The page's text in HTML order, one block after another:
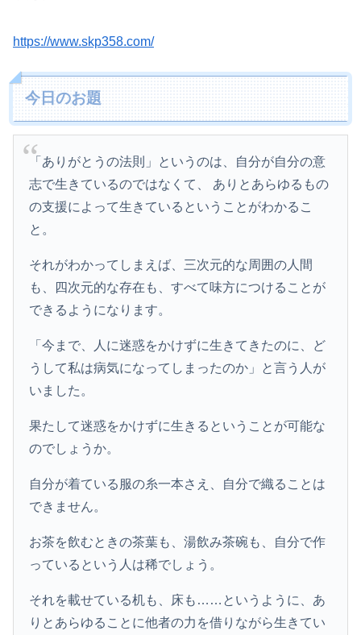
https://www.skp358.com/
今日のお題
「ありがとうの法則」というのは、自分が自分の意
志で生きているのではなくて、 ありとあらゆるもの
の支援によって生きているということがわかるこ
と。
それがわかってしまえば、三次元的な周囲の人間
も、四次元的な存在も、すべて味方につけることが
できるようになります。
「今まで、人に迷惑をかけずに生きてきたのに、ど
うして私は病気になってしまったのか」と言う人が
いました。
果たして迷惑をかけずに生きるということが可能な
のでしょうか。
自分が着ている服の糸一本さえ、自分で織ることは
できません。
お茶を飲むときの茶葉も、湯飲み茶碗も、自分で作
っているという人は稀でしょう。
それを載せている机も、床も……というように、あ
りとあらゆることに他者の力を借りながら生きてい